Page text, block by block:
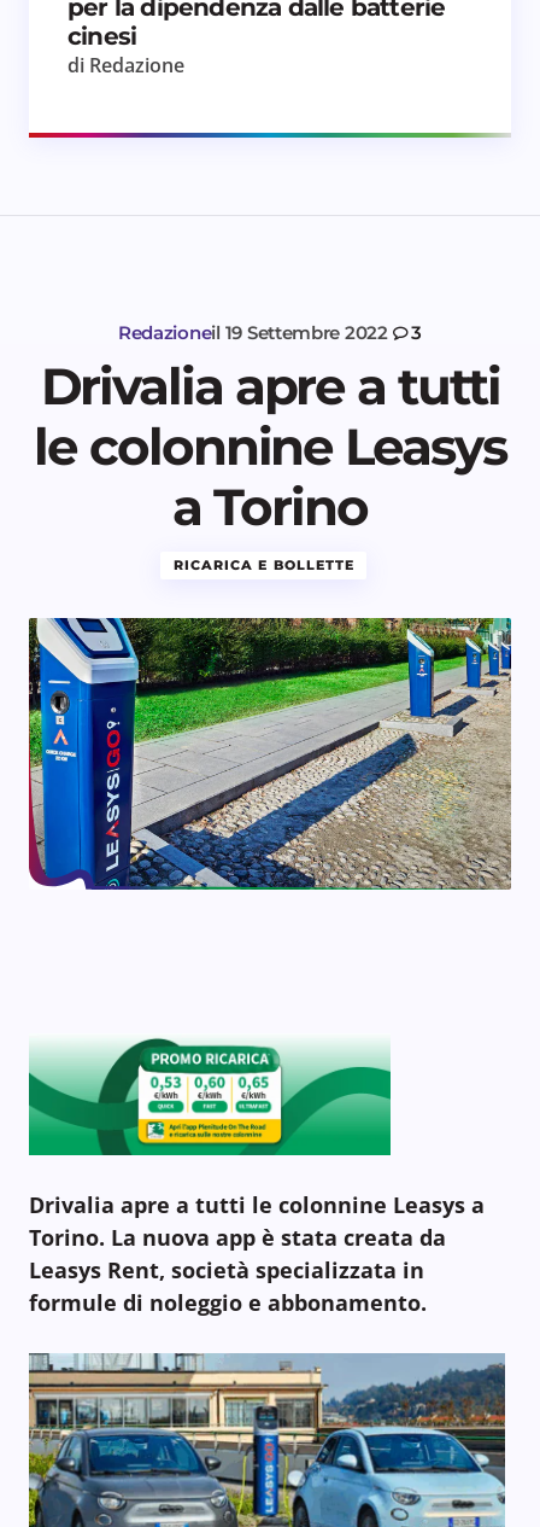
per la dipendenza dalle batterie
cinesi
di Redazione
Redazioneil 19 Settembre 2022 3
Drivalia apre a tutti
le colonnine Leasys
a Torino
RICARICA E BOLLETTE
Drivalia apre a tutti le colonnine Leasys a
Torino. La nuova app è stata creata da
Leasys Rent, società specializzata in
formule di noleggio e abbonamento.